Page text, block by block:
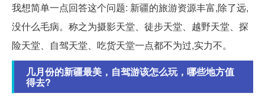
我想简单一点回答这个问题: 新疆的旅游资源丰富,除了远,
没什么毛病。称之为摄影天堂、徒步天堂、越野天堂、探
险天堂、自驾天堂、吃货天堂一点都不为过,实力不。
几月份的新疆最美，自驾游该怎么玩，哪些地方值
得去?